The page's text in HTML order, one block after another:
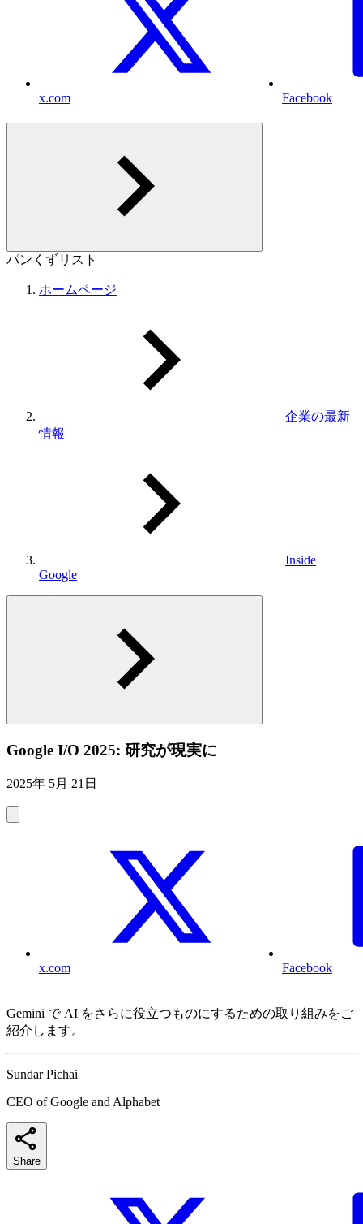
x.com Facebook
パンくずリスト
ホームページ
企業の最新
情報
Inside
Google
Google I/O 2025: 研究が現実に
2025年 5月 21日
x.com Facebook
Gemini で AI をさらに役立つものにするための取り組みをご
紹介します。
Sundar Pichai
CEO of Google and Alphabet
Share